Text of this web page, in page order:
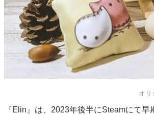
オリ
『Elin』は、2023年後半にSteamにて